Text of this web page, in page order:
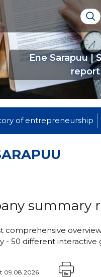
Ene Sarapuu |
report
of entrepreneurship
summary
comprehensive
- 50 different interactive
fee from 19 EUR
09.08.2026